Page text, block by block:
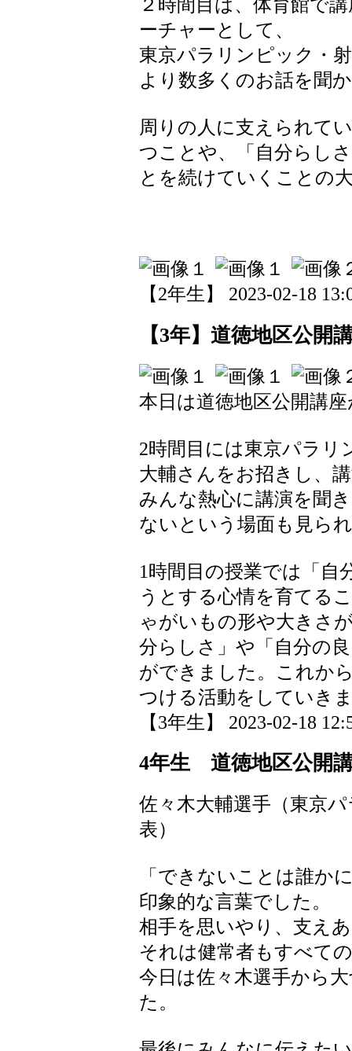
２時間目は、体育館で
ーチャーとして、
東京パラリンピック・
より数多くのお話を聞
周りの人に支えられて
つことや、「自分らし
とを続けていくことの
【2年生】 2023-02-18
【3年】道徳地区公開
本日は道徳地区公開講
2時間目には東京パラリ
大輔さんをお招きし、
みんな熱心に講演を聞
ないという場面も見ら
1時間目の授業では「自
うとする心情を育てる
ゃがいもの形や大きさ
分らしさ」や「自分の
ができました。これか
つける活動をしていき
【3年生】 2023-02-18
4年生 道徳地区公開
佐々木大輔選手（東京
表）
「できないことは誰か
印象的な言葉でした。
相手を思いやり、支え
それは健常者もすべて
今日は佐々木選手から
た。